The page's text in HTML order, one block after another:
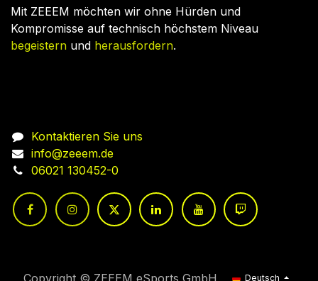
Mit ZEEEM möchten wir ohne Hürden und
Kompromisse auf technisch höchstem Niveau
begeistern und herausfordern.
Kontaktieren Sie uns
info@zeeem.de
06021 130452-0
Copyright © ZEEEM eSports GmbH Deutsch